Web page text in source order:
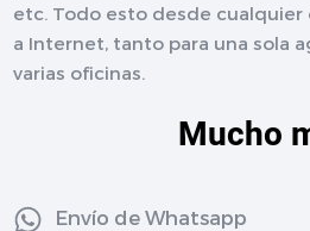
etc. Todo esto desde
a Internet, tanto para una sola
varias oficinas.
Mucho
Envío de Whatsapp